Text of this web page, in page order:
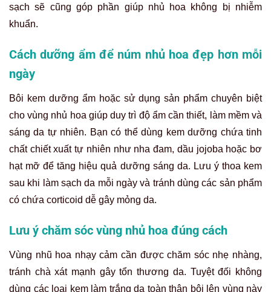
sạch sẽ cũng góp phần giúp nhủ hoa không bị nhiễm
khuẩn.
Cách dưỡng ẩm để núm nhủ hoa đẹp hơn mỗi
ngày
Bôi kem dưỡng ẩm hoặc sử dụng sản phẩm chuyên biệt
cho vùng nhủ hoa giúp duy trì độ ẩm cần thiết, làm mềm và
sáng da tự nhiên. Bạn có thể dùng kem dưỡng chứa tinh
chất chiết xuất tự nhiên như nha đam, dầu jojoba hoặc bơ
hạt mỡ để tăng hiệu quả dưỡng sáng da. Lưu ý thoa kem
sau khi làm sạch da mỗi ngày và tránh dùng các sản phẩm
có chứa corticoid dễ gây mỏng da.
Lưu ý chăm sóc vùng nhủ hoa đúng cách
Vùng nhũ hoa nhạy cảm cần được chăm sóc nhẹ nhàng,
tránh chà xát mạnh gây tổn thương da. Tuyệt đối không
dùng các loại kem làm trắng da toàn thân bôi lên vùng này